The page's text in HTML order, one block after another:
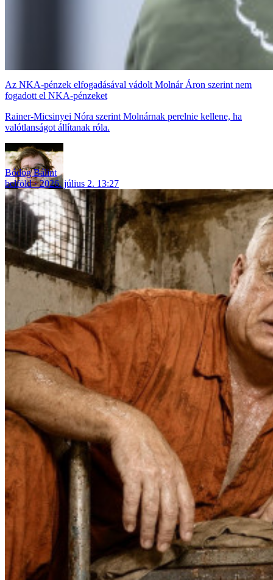
Az NKA-pénzek elfogadásával vádolt Molnár Áron szerint nem
fogadott el NKA-pénzeket
Rainer-Micsinyei Nóra szerint Molnárnak perelnie kellene, ha
valótlanságot állítanak róla.
Bódog Bálint
belföld
2026. július 2. 13:27